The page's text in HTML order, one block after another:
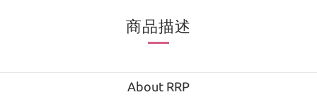
商品描述
About RRP